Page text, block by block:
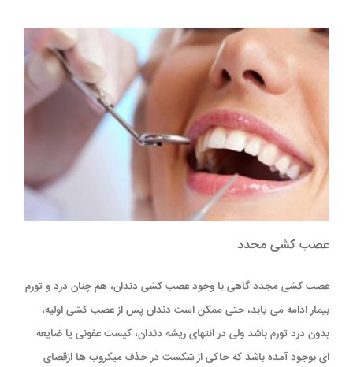
عصب کشی مجدد
عصب کشی مجدد گاهی با وجود عصب کشی دندان، هم چنان درد و تورم
بیمار ادامه می یابد، حتی ممکن است دندان پس از عصب کشی اولیه،
بدون درد تورم باشد ولی در انتهای ریشه دندان، کیست عفونی یا ضایعه
ای بوجود آمده باشد که حاکی از شکست در حذف میکروب ها ازقصای